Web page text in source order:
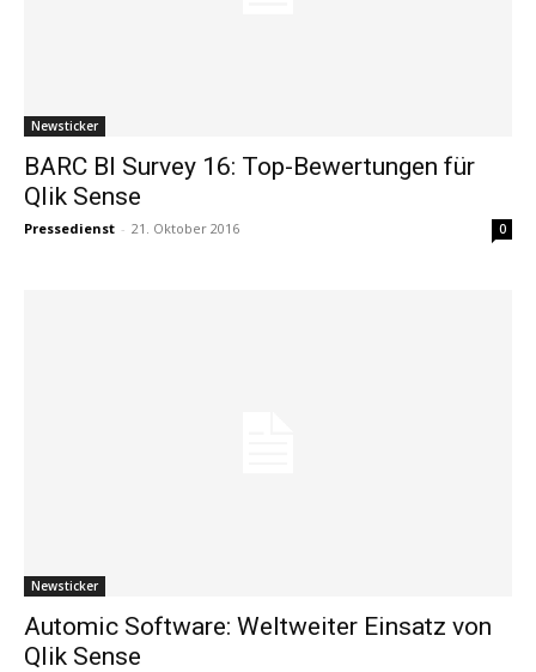
Newsticker
BARC BI Survey 16: Top-Bewertungen für
Qlik Sense
Pressedienst - 21. Oktober 2016 0
Newsticker
Automic Software: Weltweiter Einsatz von
Qlik Sense